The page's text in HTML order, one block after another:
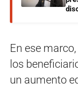
En ese
los
un aumento